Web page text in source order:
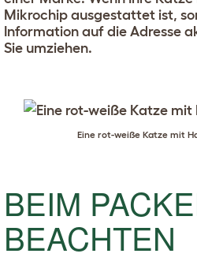
Mikrochip ausgestattet ist,
Information auf die Adresse
Sie umziehen.
Eine rot-weiße Katze mit
BEIM
BEACHTEN